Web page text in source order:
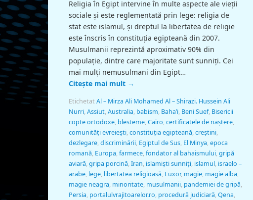
Religia în Egipt intervine în multe aspecte ale vieţii
sociale şi este reglementată prin lege: religia de
stat este islamul, şi dreptul la libertatea de religie
este înscris în constituţia egipteană din 2007.
Musulmanii reprezintă aproximativ 90% din
populaţie, dintre care majoritate sunt sunniţi. Cei
mai mulţi nemusulmani din Egipt…
Citește mai mult →
Etichetat Al – Mirza Ali Mohamed Al – Shirazi. Hussein Ali
Nurri,Assiut,Australia, babism, Baha’i, Beni Suef, Bisericii
copte ortodoxe, blesteme,Cairo,certificatele de naştere,
comunităţi evreieşti,constituţia egipteană,creștini,
dezlegare,discriminării, Egiptul de Sus, El Minya,epoca
romană, Europa,farmece,fondator al bahaismului,gripă
aviară,gripa porcină,Iran, islamişti sunniţi, islamul, israelo –
arabe, lege, libertatea religioasă, Luxor, magie, magie alba,
magie neagra, minoritate, musulmanii, pandemiei de gripă,
Persia, portalulvrajitoarelor.ro, procedură judiciară,Qena,